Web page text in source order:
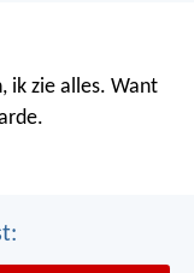
ik zie alles. Want